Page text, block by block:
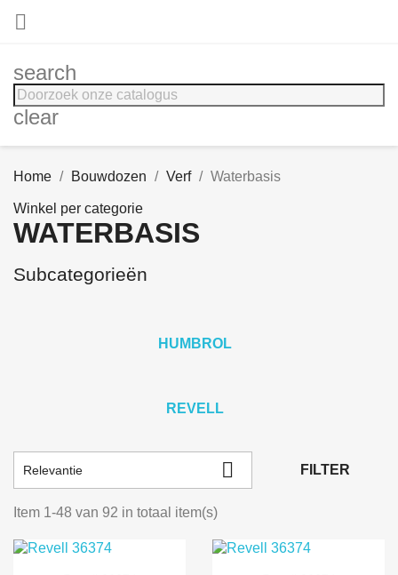

search
clear
Home Bouwdozen Verf Waterbasis
Winkel per categorie
WATERBASIS
Subcategorieën
HUMBROL
REVELL
Relevantie  FILTER
Item 1-48 van 92 in totaal item(s)